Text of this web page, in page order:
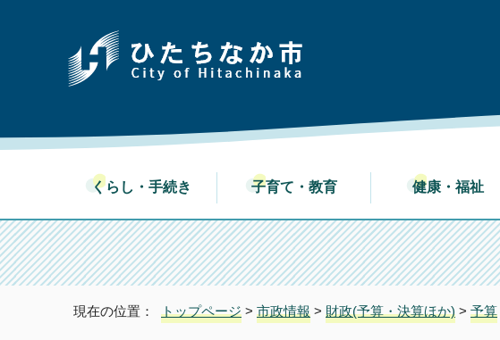
くらし・手続き 子育て・教育 健康・福祉
現在の位置： トップページ > 市政情報 > 財政(予算・決算ほか) > 予算